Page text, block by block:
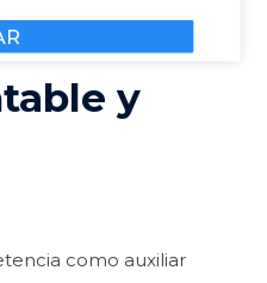
y
como auxiliar